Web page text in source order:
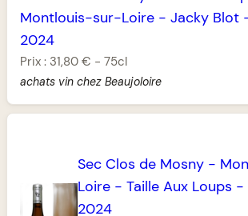
Montlouis-sur-Loire - Jacky Blot
2024
Prix : 31,80 € - 75cl
achats vin chez Beaujoloire
Sec Clos de Mosny-
Loire- Taille Aux Loups -
2024